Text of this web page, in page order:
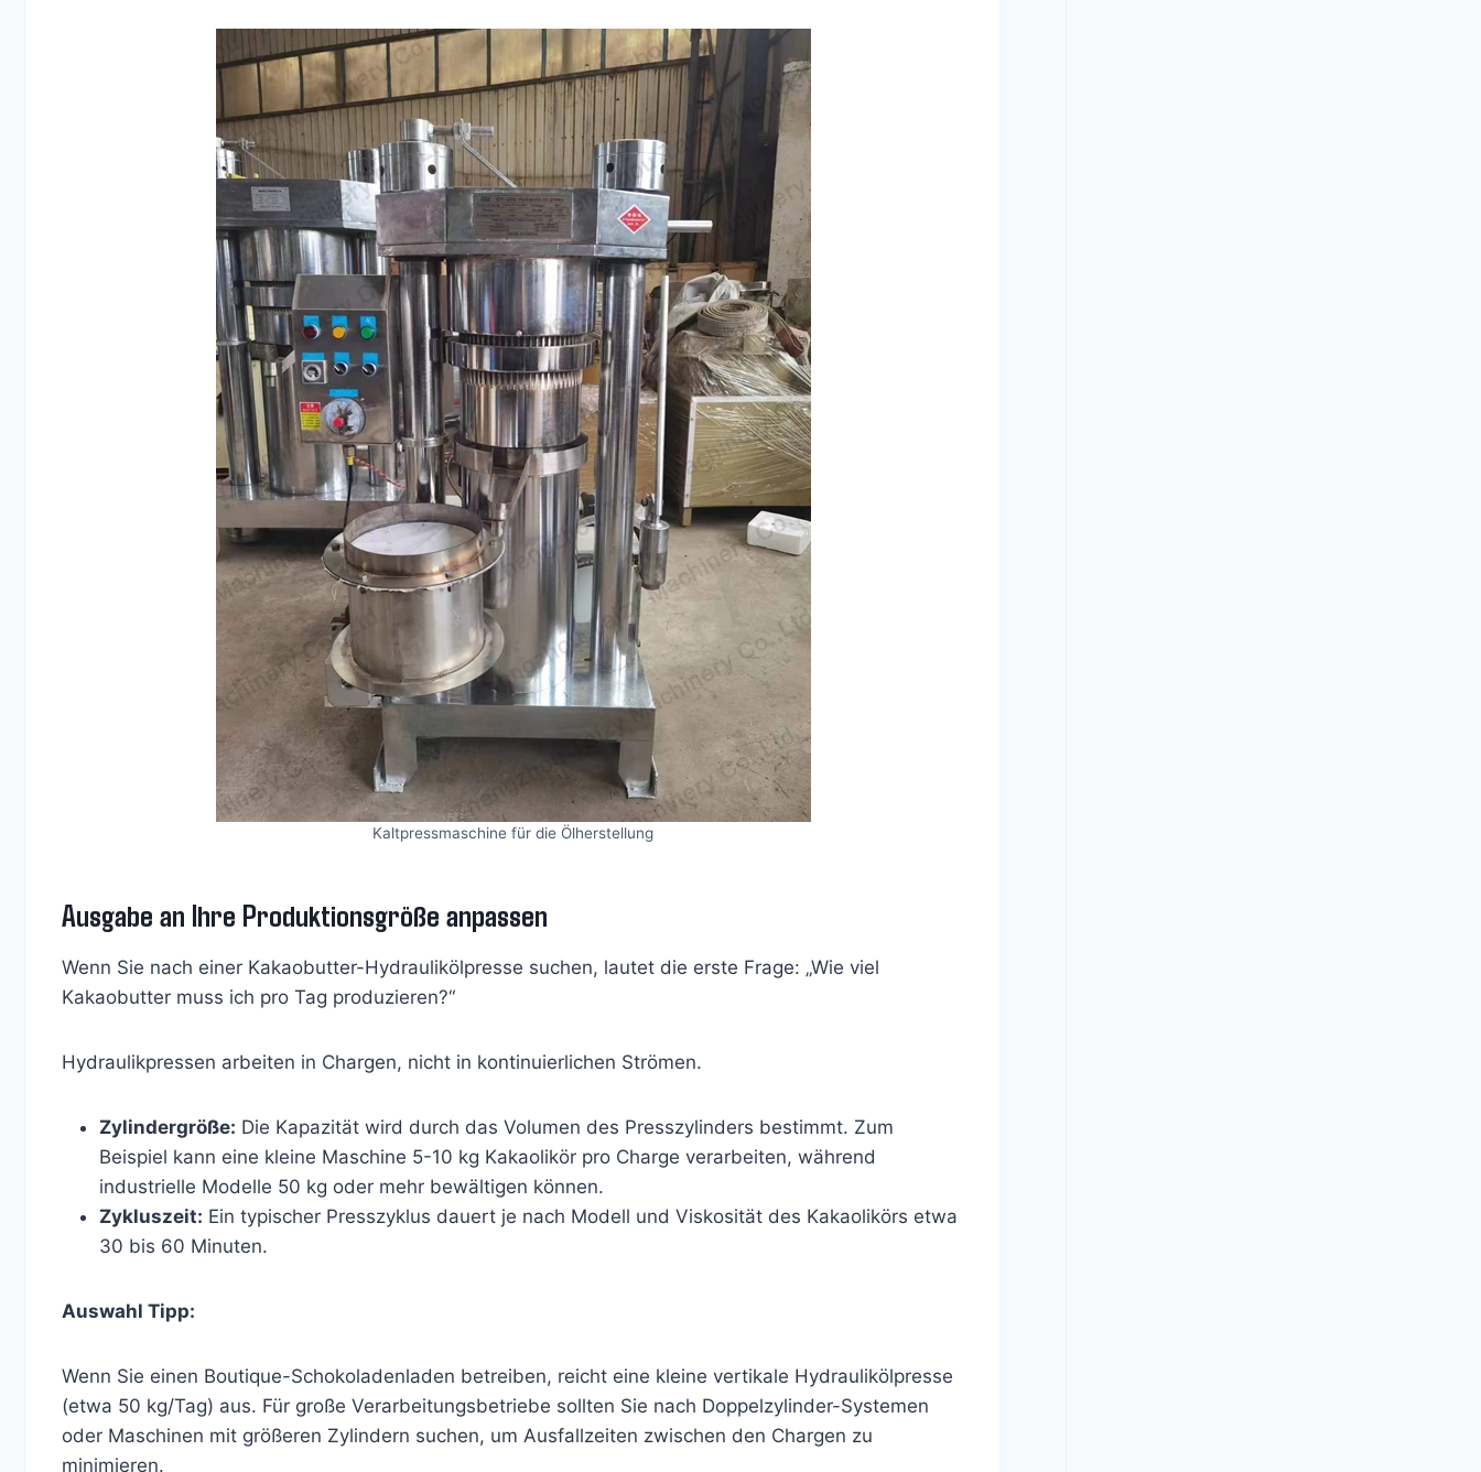
Kaltpressmaschine für die Ölherstellung
Ausgabe an Ihre Produktionsgröße anpassen
Wenn Sie nach einer Kakaobutter-Hydraulikölpresse suchen, lautet die erste Frage: „Wie viel
Kakaobutter muss ich pro Tag produzieren?“
Hydraulikpressen arbeiten in Chargen, nicht in kontinuierlichen Strömen.
Zylindergröße: Die Kapazität wird durch das Volumen des Presszylinders bestimmt. Zum
Beispiel kann eine kleine Maschine 5-10 kg Kakaolikör pro Charge verarbeiten, während
industrielle Modelle 50 kg oder mehr bewältigen können.
Zykluszeit: Ein typischer Presszyklus dauert je nach Modell und Viskosität des Kakaolikörs etwa
30 bis 60 Minuten.
Auswahl Tipp:
Wenn Sie einen Boutique-Schokoladenladen betreiben, reicht eine kleine vertikale Hydraulikölpresse
(etwa 50 kg/Tag) aus. Für große Verarbeitungsbetriebe sollten Sie nach Doppelzylinder-Systemen
oder Maschinen mit größeren Zylindern suchen, um Ausfallzeiten zwischen den Chargen zu
minimieren.